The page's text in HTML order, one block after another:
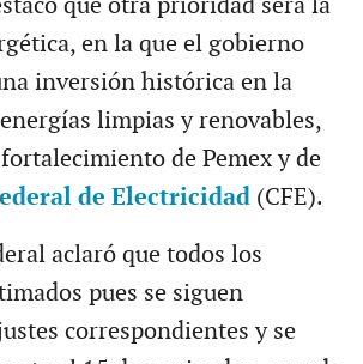
que otra prioridad será la
en la que el gobierno
inversión histórica en la
limpias y renovables,
de Pemex y de
de Electricidad (CFE).
aclaró que todos los
pues se siguen
correspondientes y se